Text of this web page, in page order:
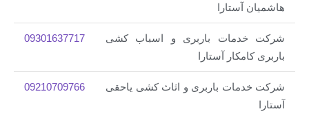
هاشمیان آستارا
شرکت خدمات باربری و اسباب کشی
باربری کامکار آستارا
09301637717
شرکت خدمات باربری و اثاث کشی یاحقی
آستارا
09210709766